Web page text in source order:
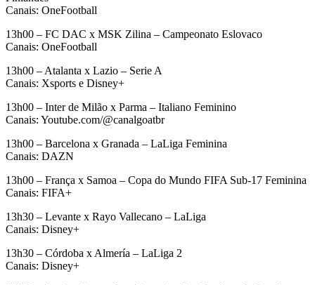
Canais: OneFootball
13h00 – FC DAC x MSK Zilina – Campeonato Eslovaco
Canais: OneFootball
13h00 – Atalanta x Lazio – Serie A
Canais: Xsports e Disney+
13h00 – Inter de Milão x Parma – Italiano Feminino
Canais: Youtube.com/@canalgoatbr
13h00 – Barcelona x Granada – LaLiga Feminina
Canais: DAZN
13h00 – França x Samoa – Copa do Mundo FIFA Sub-17 Feminina
Canais: FIFA+
13h30 – Levante x Rayo Vallecano – LaLiga
Canais: Disney+
13h30 – Córdoba x Almería – LaLiga 2
Canais: Disney+